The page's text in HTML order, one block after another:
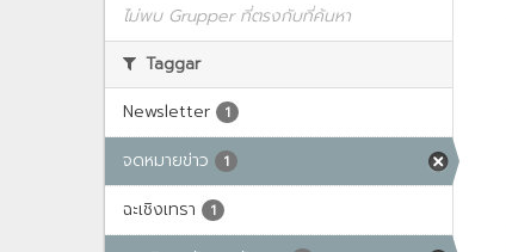
ไม่พบ Grupper ที่ตรงกับที่ค้นหา
Taggar
Newsletter
1
จดหมายข่าว 1
ฉะเชิงเทรา 1